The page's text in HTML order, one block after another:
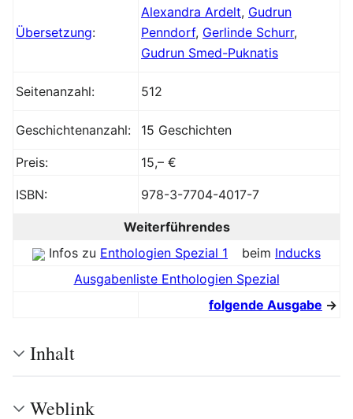
Übersetzung:
Alexandra Ardelt, Gudrun
Penndorf, Gerlinde Schurr,
Gudrun Smed-Puknatis
Seitenanzahl: 512
Geschichtenanzahl: 15 Geschichten
Preis: 15,– €
ISBN: 978-3-7704-4017-7
Weiterführendes
Infos zu Enthologien Spezial 1 beim Inducks
Ausgabenliste Enthologien Spezial
folgende Ausgabe →
Inhalt
Weblink